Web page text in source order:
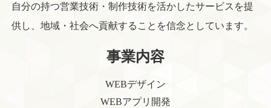
自分の持つ営業技術・制作技術を活かしたサービスを提
供し、地域・社会へ貢献することを信念としています。
事業内容
WEBデザイン
WEBアプリ開発